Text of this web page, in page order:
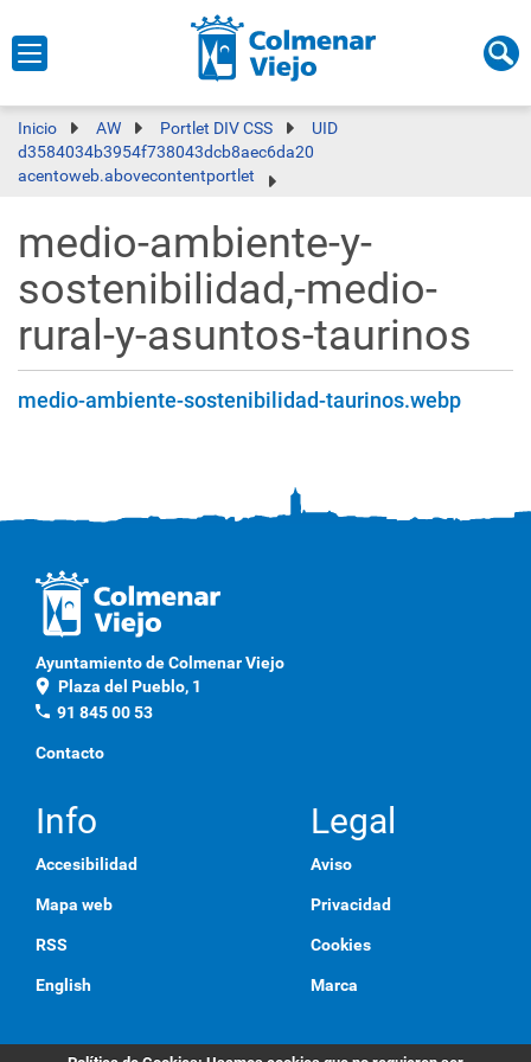
Inicio AW Portlet DIV CSS
UID
d3584034b3954f738043dcb8aec6da20
acentoweb.abovecontentportlet
medio-ambiente-y-
sostenibilidad,-medio-
rural-y-asuntos-taurinos
medio-ambiente-sostenibilidad-taurinos.webp
Ayuntamiento de Colmenar Viejo
location_on Plaza del Pueblo, 1
phone 91 845 00 53
Contacto
Info
Accesibilidad
Mapa web
RSS
English
Legal
Aviso
Privacidad
Cookies
Marca